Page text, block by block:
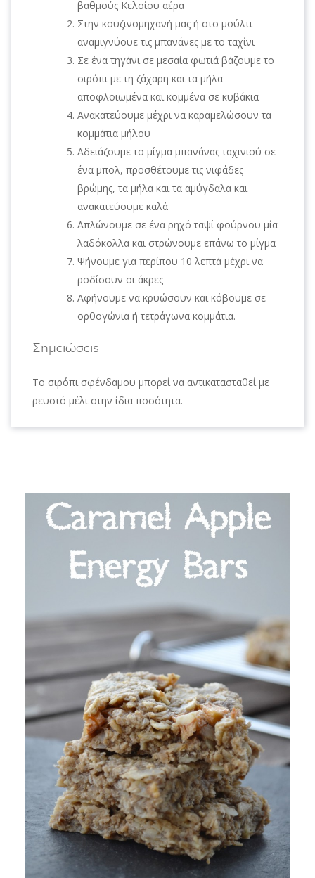
βαθμούς Κελσίου αέρα
Στην κουζινομηχανή μας ή στο μούλτι
αναμιγνύουε τις μπανάνες με το ταχίνι
Σε ένα τηγάνι σε μεσαία φωτιά βάζουμε το
σιρόπι με τη ζάχαρη και τα μήλα
αποφλοιωμένα και κομμένα σε κυβάκια
Ανακατεύουμε μέχρι να καραμελώσουν τα
κομμάτια μήλου
Αδειάζουμε το μίγμα μπανάνας ταχινιού σε
ένα μπολ, προσθέτουμε τις νιφάδες
βρώμης, τα μήλα και τα αμύγδαλα και
ανακατεύουμε καλά
Απλώνουμε σε ένα ρηχό ταψί φούρνου μία
λαδόκολλα και στρώνουμε επάνω το μίγμα
Ψήνουμε για περίπου 10 λεπτά μέχρι να
ροδίσουν οι άκρες
Αφήνουμε να κρυώσουν και κόβουμε σε
ορθογώνια ή τετράγωνα κομμάτια.
Σημειώσεις
Το σιρόπι σφένδαμου μπορεί να αντικατασταθεί με
ρευστό μέλι στην ίδια ποσότητα.